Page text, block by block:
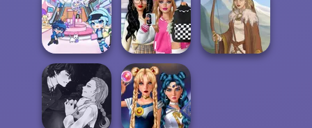
Ghoulish To
Gorgeous Cool
Zomb...
Sisters Together
Forever
Online Selfie
Stories
Gacha Life 3
Bab's Back to
School Style
Cha...